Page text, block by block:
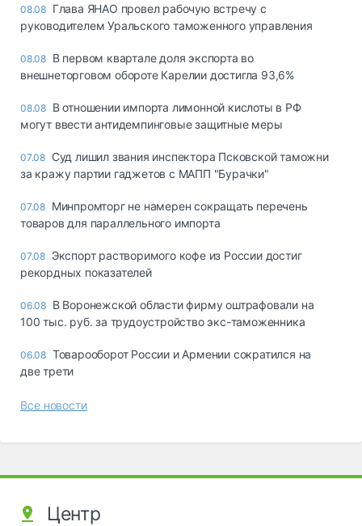
08.08 Глава ЯНАО провел рабочую встречу с
руководителем Уральского таможенного управления
08.08 В первом квартале доля экспорта во
внешнеторговом обороте Карелии достигла 93,6%
08.08 В отношении импорта лимонной кислоты в РФ
могут ввести антидемпинговые защитные меры
07.08 Суд лишил звания инспектора Псковской таможни
за кражу партии гаджетов с МАПП "Бурачки"
07.08 Минпромторг не намерен сокращать перечень
товаров для параллельного импорта
07.08 Экспорт растворимого кофе из России достиг
рекордных показателей
06.08 В Воронежской области фирму оштрафовали на
100 тыс. руб. за трудоустройство экс-таможенника
06.08 Товарооборот России и Армении сократился на
две трети
Все новости
Центр